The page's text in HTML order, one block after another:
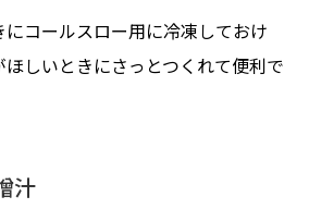
コールスロー用に冷凍しておけ
しいときにさっとつくれて便利で
汁